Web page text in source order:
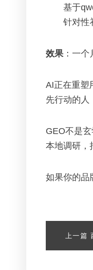
基于
针对性
效果：一个
AI正在重塑
先行动的人
GEO不是
本地调研，
如果你的品
上一篇